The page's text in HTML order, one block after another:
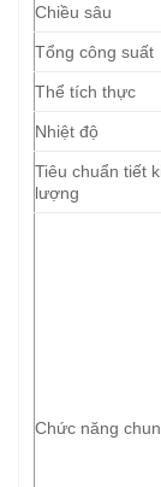
Chiều sâu
Tổng công suất
Thể tích thực
Nhiệt độ
Tiêu chuẩn tiết
lượng
Chức năng